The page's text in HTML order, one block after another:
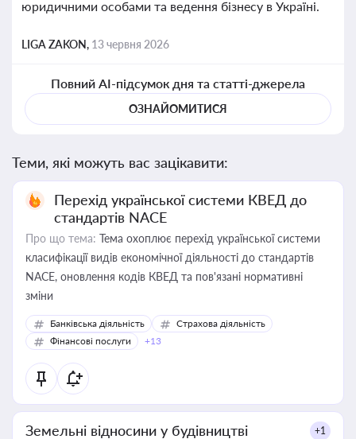
юридичними особами та ведення бізнесу в Україні.
LIGA ZAKON, 13 червня 2026
Повний AI-підсумок дня та статті-джерела
ОЗНАЙОМИТИСЯ
Теми, які можуть вас зацікавити:
Перехід української системи КВЕД до
стандартів NACE
Про що тема: Тема охоплює перехід української системи
класифікації видів економічної діяльності до стандартів
NACE, оновлення кодів КВЕД та пов'язані нормативні
зміни
Банківська діяльність
Страхова діяльність
Фінансові послуги
+13
Земельні відносини у будівництві +1